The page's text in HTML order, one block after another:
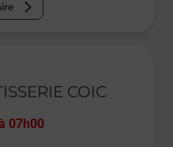
COIC
07h00